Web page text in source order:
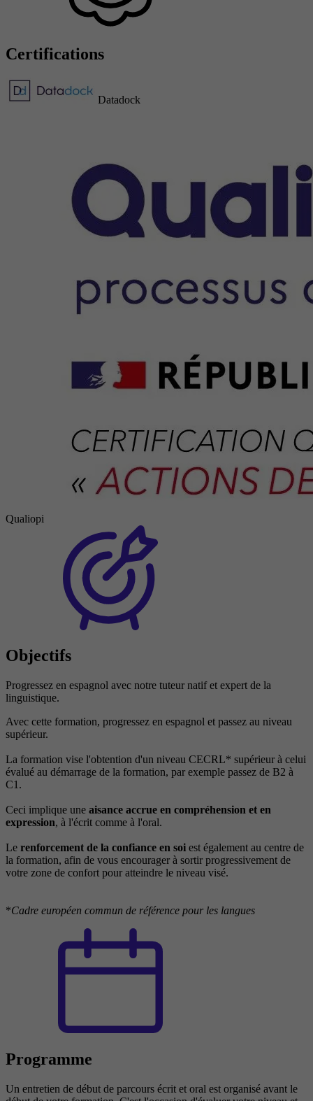
Certifications
Datadock
Qualiopi
Objectifs
Progressez en espagnol avec notre tuteur natif et expert de la
linguistique.
Avec cette formation, progressez en espagnol et passez au niveau
supérieur.
La formation vise l'obtention d'un niveau CECRL* supérieur à celui
évalué au démarrage de la formation, par exemple passez de B2 à
C1.
Ceci implique une aisance accrue en compréhension et en
expression, à l'écrit comme à l'oral.
Le renforcement de la confiance en soi est également au centre de
la formation, afin de vous encourager à sortir progressivement de
votre zone de confort pour atteindre le niveau visé.
*Cadre européen commun de référence pour les langues
Programme
Un entretien de début de parcours écrit et oral est organisé avant le